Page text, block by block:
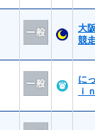
大
競
に
ｉ